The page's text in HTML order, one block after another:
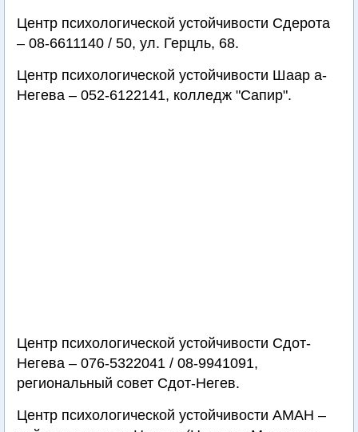
Центр психологической устойчивости Сдерота
– 08-6611140 / 50, ул. Герцль, 68.
Центр психологической устойчивости Шаар а-
Негева – 052-6122141, колледж "Сапир".
Центр психологической устойчивости Сдот-
Негева – 076-5322041 / 08-9941091,
региональный совет Сдот-Негев.
Центр психологической устойчивости АМАН –